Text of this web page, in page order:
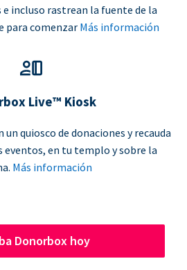
incluso rastrean la fuente de la
para comenzar Más información
Live™ Kiosk
quiosco de donaciones y recauda
eventos, en tu templo y sobre la
Más información
Donorbox hoy